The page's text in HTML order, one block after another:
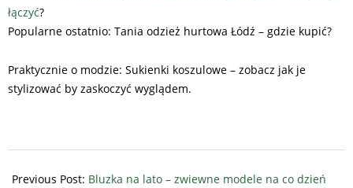
łączyć?
Popularne ostatnio: Tania odzież hurtowa Łódź – gdzie kupić?
Praktycznie o modzie: Sukienki koszulowe – zobacz jak je
stylizować by zaskoczyć wyglądem.
08-
Previous Post: Bluzka na lato – zwiewne modele na co dzień